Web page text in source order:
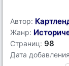
Автор:
Жанр:
Страниц: 98
Дата